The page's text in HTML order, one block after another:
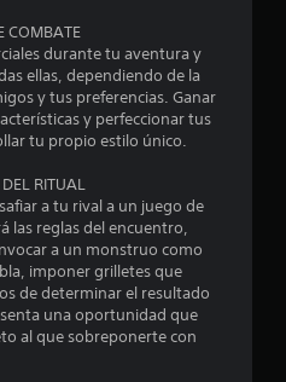
s
t
r
l
l
a
COMBATE
durante tu aventura y
ellas, dependiendo de la
y tus preferencias. Ganar
y perfeccionar tus
tu propio estilo único.
RITUAL
a tu rival a un juego de
las reglas del encuentro,
a un monstruo como
imponer grilletes que
de determinar el resultado
una oportunidad que
al que sobreponerte con